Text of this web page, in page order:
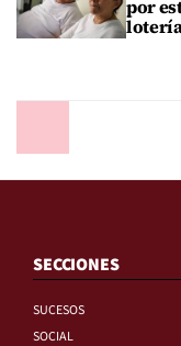
por
SECCIONES
SUCESOS
SOCIAL